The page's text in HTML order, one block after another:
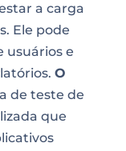
a carga
Ele pode
usuários e
O
de teste de
que